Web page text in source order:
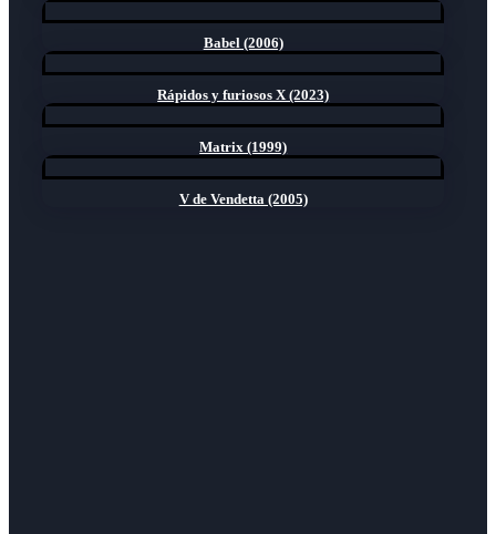
Babel (2006)
Rápidos y furiosos X (2023)
Matrix (1999)
V de Vendetta (2005)